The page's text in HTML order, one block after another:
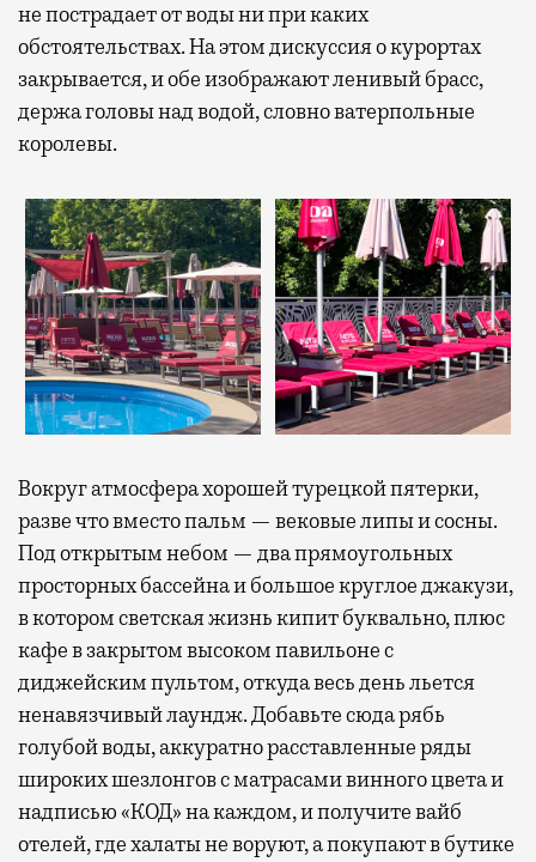
не пострадает от воды ни при каких
обстоятельствах. На этом дискуссия о курортах
закрывается, и обе изображают ленивый брасс,
держа головы над водой, словно ватерпольные
королевы.
Вокруг атмосфера хорошей турецкой пятерки,
разве что вместо пальм — вековые липы и сосны.
Под открытым небом — два прямоугольных
просторных бассейна и большое круглое джакузи,
в котором светская жизнь кипит буквально, плюс
кафе в закрытом высоком павильоне с
диджейским пультом, откуда весь день льется
ненавязчивый лаундж. Добавьте сюда рябь
голубой воды, аккуратно расставленные ряды
широких шезлонгов с матрасами винного цвета и
надписью «КОД» на каждом, и получите вайб
отелей, где халаты не воруют, а покупают в бутике